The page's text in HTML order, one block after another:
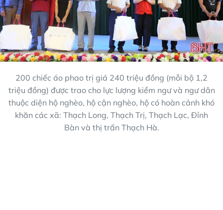
200 chiếc áo phao trị giá 240 triệu đồng (mỗi bộ 1,2
triệu đồng) được trao cho lực lượng kiểm ngư và ngư dân
thuộc diện hộ nghèo, hộ cận nghèo, hộ có hoàn cảnh khó
khăn các xã: Thạch Long, Thạch Trị, Thạch Lạc, Đỉnh
Bàn và thị trấn Thạch Hà.